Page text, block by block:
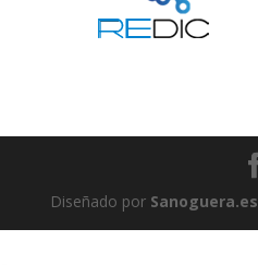
Diseñado por Sanoguera.es